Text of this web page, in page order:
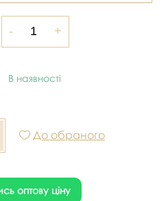
В наявності
До обраного
оптову ціну